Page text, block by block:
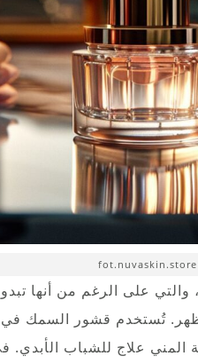
fot.nuvaskin.store
على الرغم من أنها
تُستخدم قشور السمك في
المني علاج للشباب